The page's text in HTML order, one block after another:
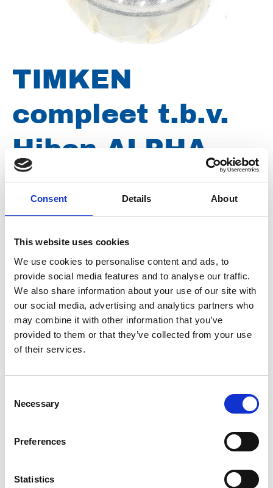
Consent Details About
This website uses cookies
We use cookies to personalise content and ads, to
provide social media features and to analyse our traffic.
We also share information about your use of our site with
our social media, advertising and analytics partners who
may combine it with other information that you’ve
provided to them or that they’ve collected from your use
of their services.
Selection
Necessary
Preferences
Statistics
TIMKEN
compleet t.b.v.
Hibon ALPHA
Merk SKF
Groep Onderdelen
Meer informatie?